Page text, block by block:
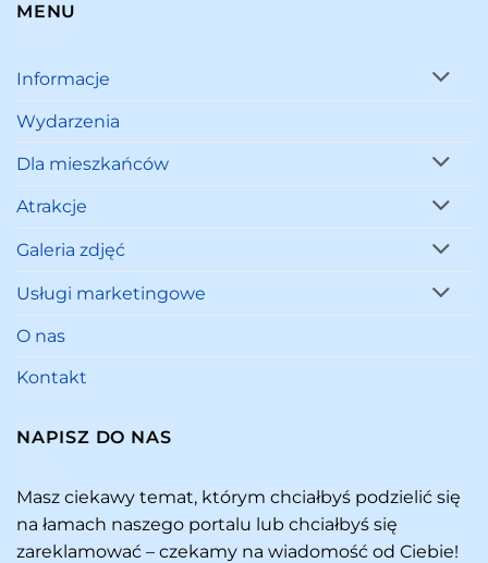
MENU
Informacje
Wydarzenia
Dla mieszkańców
Atrakcje
Galeria zdjęć
Usługi marketingowe
O nas
Kontakt
NAPISZ DO NAS
Masz ciekawy temat, którym chciałbyś podzielić się
na łamach naszego portalu lub chciałbyś się
zareklamować – czekamy na wiadomość od Ciebie!